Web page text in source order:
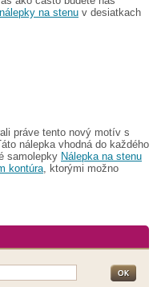
nálepky na stenu v desiatkach
práve tento nový motív s
nálepka vhodná do každého
samolepky Nálepka na stenu
kontúra, ktorými možno